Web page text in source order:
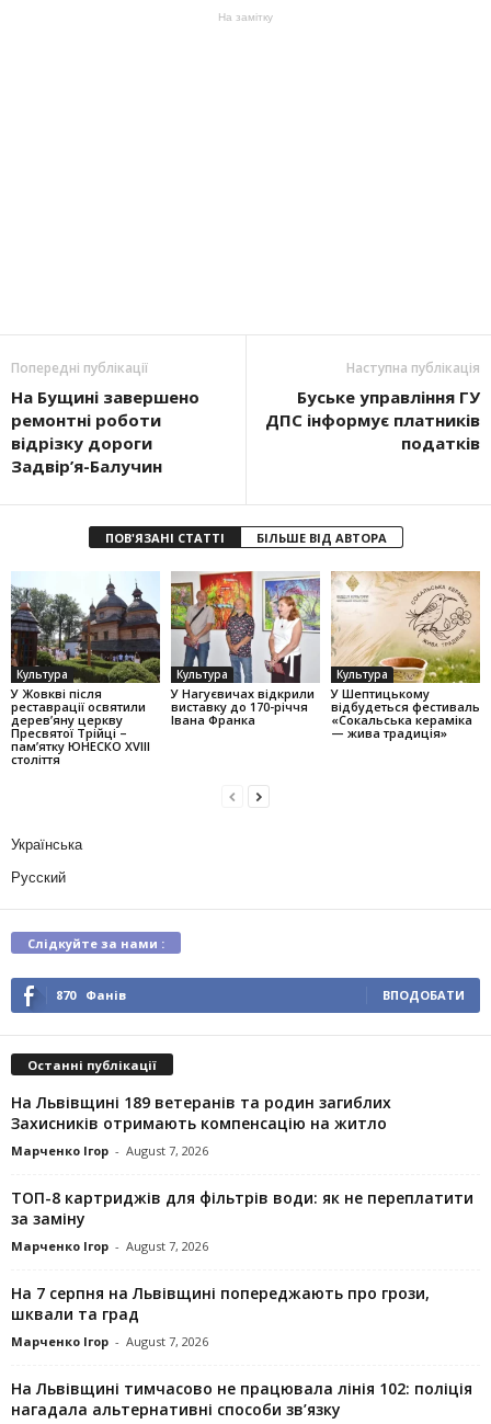
На замітку
Попередні публікації
На Бущині завершено
ремонтні роботи
відрізку дороги
Задвір’я-Балучин
Наступна публікація
Буськe управління ГУ
ДПС інформує платників
податків
ПОВ'ЯЗАНІ СТАТТІ БІЛЬШЕ ВІД АВТОРА
Культура
У Жовкві після
реставрації освятили
дерев’яну церкву
Пресвятої Трійці –
пам’ятку ЮНЕСКО XVIII
століття
Культура
У Нагуєвичах відкрили
виставку до 170-річчя
Івана Франка
Культура
У Шептицькому
відбудеться фестиваль
«Сокальська кераміка
— жива традиція»
Українська
Русский
Слідкуйте за нами :
870 Фанів ВПОДОБАТИ
Останні публікації
На Львівщині 189 ветеранів та родин загиблих
Захисників отримають компенсацію на житло
Марченко Ігор - August 7, 2026
ТОП-8 картриджів для фільтрів води: як не переплатити
за заміну
Марченко Ігор - August 7, 2026
На 7 серпня на Львівщині попереджають про грози,
шквали та град
Марченко Ігор - August 7, 2026
На Львівщині тимчасово не працювала лінія 102: поліція
нагадала альтернативні способи зв’язку